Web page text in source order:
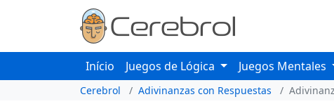
Início Juegos de Lógica Juegos Mentales
Cerebrol Adivinanzas con Respuestas